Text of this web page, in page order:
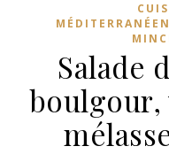
Salade
boulgour,